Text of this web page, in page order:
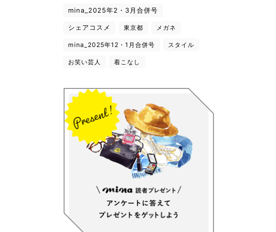
mina_2025年2・3月合併号
シェアコスメ 東京都 メガネ
mina_2025年12・1月合併号 スタイル
お笑い芸人 着こなし